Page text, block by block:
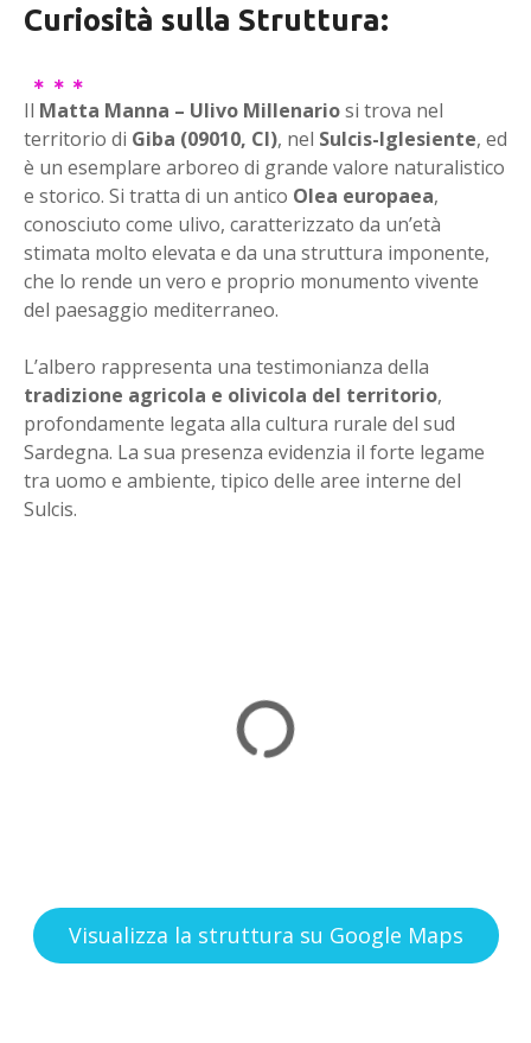
Curiosità sulla Struttura:
Il Matta Manna – Ulivo Millenariosi trova nel
territorio di Giba (09010, CI), nel Sulcis-Iglesiente, ed
è un esemplare arboreo di grande valore naturalistico
e storico. Si tratta di un antico Olea europaea,
conosciuto come ulivo, caratterizzato da un’età
stimata molto elevata e da una struttura imponente,
che lo rende un vero e proprio monumento vivente
del paesaggio mediterraneo.
L’albero rappresenta una testimonianza della
tradizione agricola e olivicola del territorio,
profondamente legata alla cultura rurale del sud
Sardegna. La sua presenza evidenzia il forte legame
tra uomo e ambiente, tipico delle aree interne del
Sulcis.
Visualizza la struttura su Google Maps